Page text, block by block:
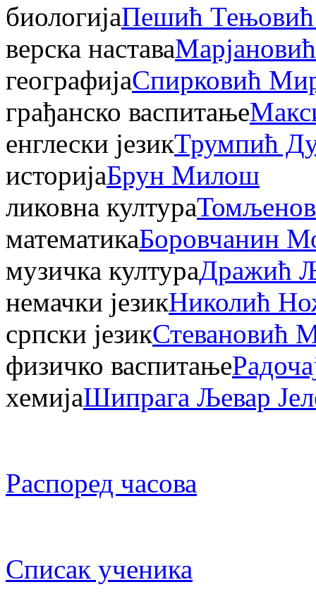
биологијаПешић
верска настава
географијаСпирковић
грађанско васпитање
енглески језикТрумпић
историјаБрун Милош
ликовна култура
математикаБоровчанин
музичка култураДражић
немачки језикНиколић
српски језикСтевановић
физичко васпитање
хемијаШипрага Љевар
Распоред часова
Списак ученика